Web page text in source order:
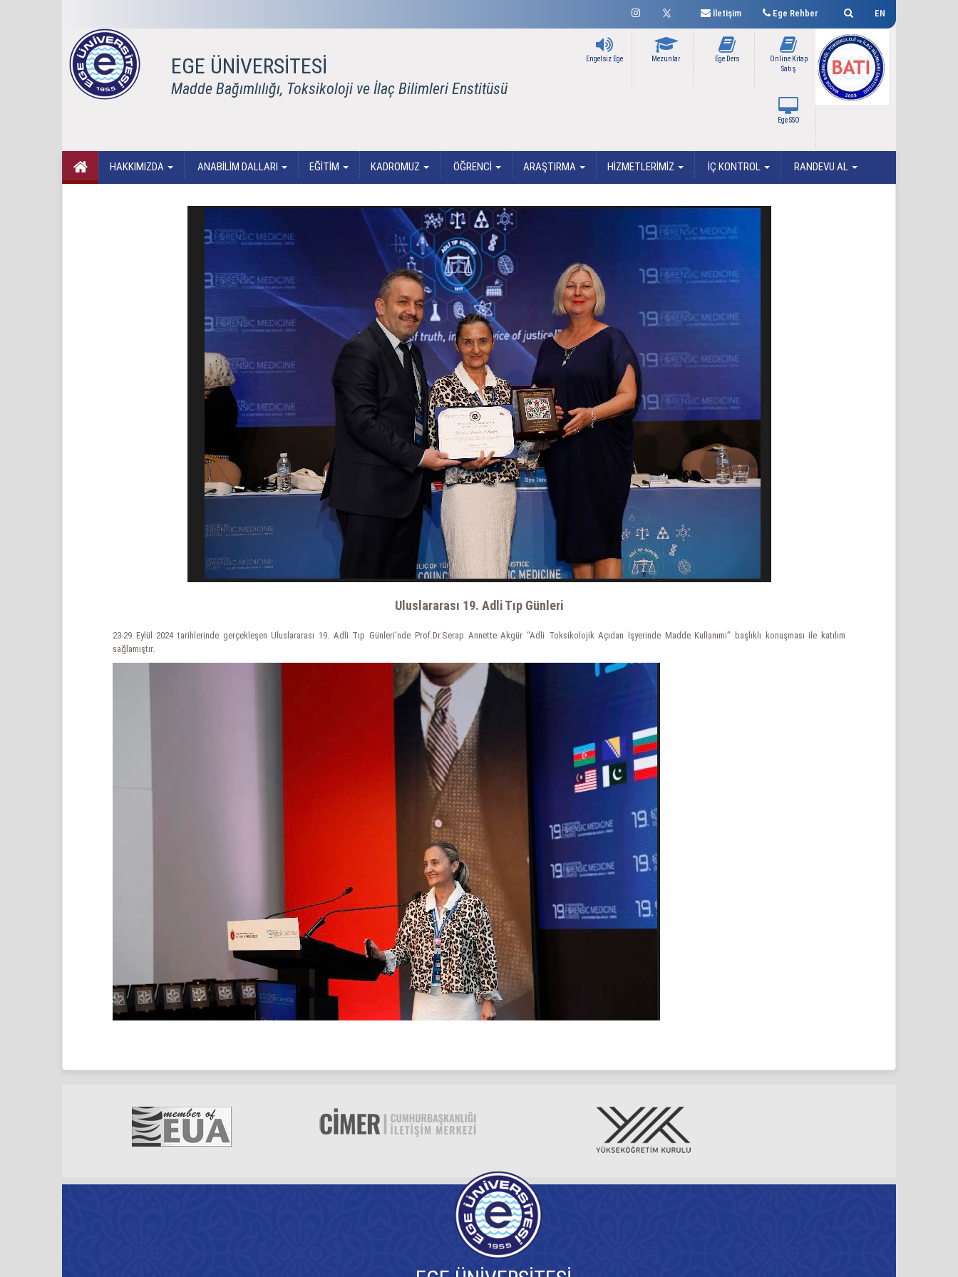
EN
Ege Rehber
İletişim
EGE ÜNİVERSİTESİ
Madde Bağımlılığı, Toksikoloji ve İlaç Bilimleri Enstitüsü
Online Kitap
Satış
Ege Ders
Mezunlar
Engelsiz Ege
Ege SSO
HAKKIMIZDA ANABİLİM DALLARI EĞİTİM KADROMUZ ÖĞRENCİ ARAŞTIRMA HİZMETLERİMİZ İÇ KONTROL RANDEVU AL
Uluslararası 19. Adli Tıp Günleri
23-29 Eylül 2024 tarihlerinde gerçekleşen Uluslararası 19. Adli Tıp Günleri’nde Prof.Dr.Serap Annette Akgür “Adli Toksikolojik Açıdan İşyerinde Madde Kullanımı” başlıklı konuşması ile katılım
sağlamıştır.